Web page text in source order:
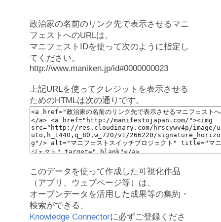
政治家の名前のリンク先で表示させるマニ
フェストへのURLは、
マニフェストIDを使って次のように指定し
てください。
http://www.maniken.jp/id#0000000023
上記URLを使ってクレジットを表示させる
ためのHTMLは次の通りです。
このデータを使って作成した可視化作品
（アプリ、ウェブページ等）は、
オープンデータを活用した成果等の集約・
検索ができる、
Knowledge Connectorに必ずご登録くださ